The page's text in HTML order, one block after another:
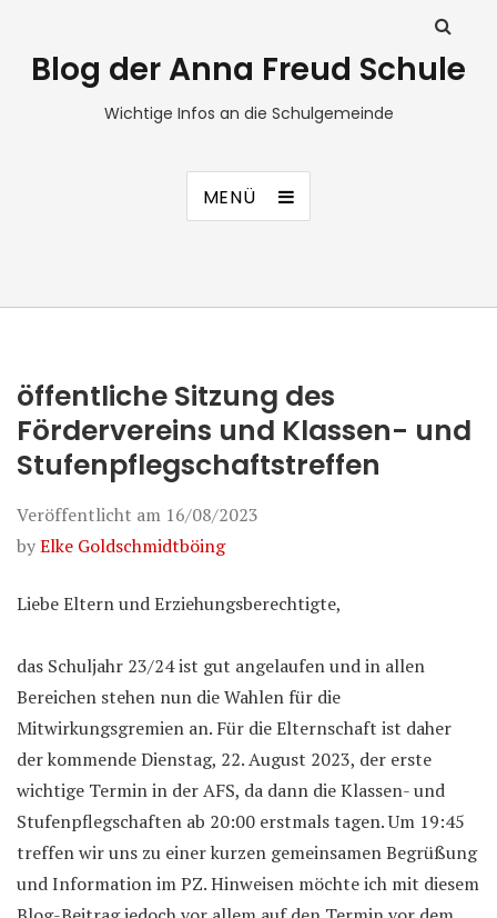
Blog der Anna Freud Schule
Wichtige Infos an die Schulgemeinde
MENÜ
öffentliche Sitzung des
Fördervereins und Klassen- und
Stufenpflegschaftstreffen
Veröffentlicht am 16/08/2023
byElke Goldschmidtböing
Liebe Eltern und Erziehungsberechtigte,
das Schuljahr 23/24 ist gut angelaufen und in allen
Bereichen stehen nun die Wahlen für die
Mitwirkungsgremien an. Für die Elternschaft ist daher
der kommende Dienstag, 22. August 2023, der erste
wichtige Termin in der AFS, da dann die Klassen- und
Stufenpflegschaften ab 20:00 erstmals tagen. Um 19:45
treffen wir uns zu einer kurzen gemeinsamen Begrüßung
und Information im PZ. Hinweisen möchte ich mit diesem